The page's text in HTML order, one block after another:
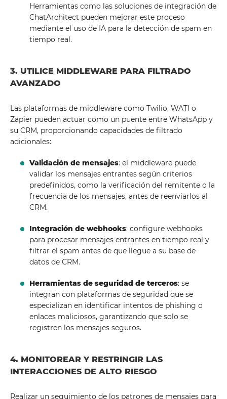
Herramientas como las soluciones de integración de
ChatArchitect pueden mejorar este proceso
mediante el uso de IA para la detección de spam en
tiempo real.
3. UTILICE MIDDLEWARE PARA FILTRADO
AVANZADO
Las plataformas de middleware como Twilio, WATI o
Zapier pueden actuar como un puente entre WhatsApp y
su CRM, proporcionando capacidades de filtrado
adicionales:
Validación de mensajes: el middleware puede
validar los mensajes entrantes según criterios
predefinidos, como la verificación del remitente o la
frecuencia de los mensajes, antes de reenviarlos al
CRM.
Integración de webhooks: configure webhooks
para procesar mensajes entrantes en tiempo real y
filtrar el spam antes de que llegue a su base de
datos de CRM.
Herramientas de seguridad de terceros: se
integran con plataformas de seguridad que se
especializan en identificar intentos de phishing o
enlaces maliciosos, garantizando que solo se
registren los mensajes seguros.
4. MONITOREAR Y RESTRINGIR LAS
INTERACCIONES DE ALTO RIESGO
Realizar un seguimiento de los patrones de mensajes para